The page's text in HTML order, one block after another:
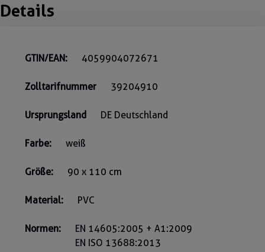
Details
GTIN/EAN: 4059904072671
Zolltarifnummer 39204910
Ursprungsland DE Deutschland
Farbe: weiß
Größe: 90 x 110 cm
Material: PVC
Normen:
EN 14605:2005 + A1:2009
EN ISO 13688:2013